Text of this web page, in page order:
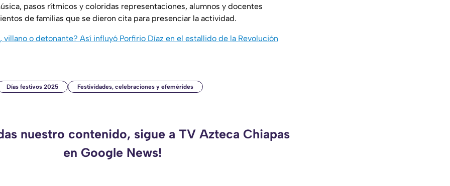
pasos rítmicos y coloridas representaciones, alumnos y docentes
de familias que se dieron cita para presenciar la actividad.
villano o detonante? Así influyó Porfirio Díaz en el estallido de la Revolución
Días festivos 2025 Festividades, celebraciones y efemérides
nuestro contenido, sigue a TV Azteca Chiapas
en Google News!